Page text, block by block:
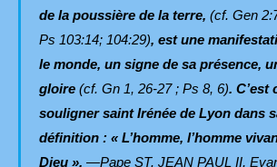
de la poussière de la terre, (cf. Gen
Ps 103:14; 104:29), est une
le monde, un signe de sa présence,
gloire (cf. Gn 1, 26-27 ; Ps 8, 6). C’est
souligner saint Irénée de Lyon dans
définition : « L’homme, l’homme
Dieu ». —Pape ST. JEAN PAUL II,